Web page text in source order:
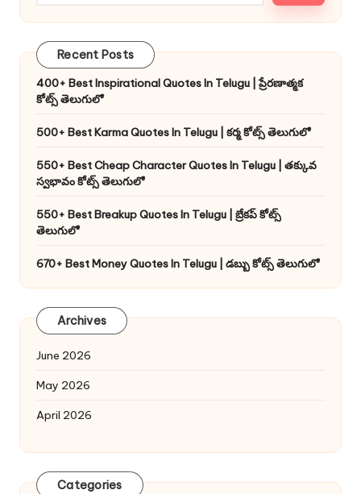
Recent Posts
400+ Best Inspirational Quotes In Telugu | ప్రేరణాత్మక
కోట్స్ తెలుగులో
500+ Best Karma Quotes In Telugu | కర్మ కోట్స్ తెలుగులో
550+ Best Cheap Character Quotes In Telugu | తక్కువ
స్వభావం కోట్స్ తెలుగులో
550+ Best Breakup Quotes In Telugu | బ్రేకప్ కోట్స్
తెలుగులో
670+ Best Money Quotes In Telugu | డబ్బు కోట్స్ తెలుగులో
Archives
June 2026
May 2026
April 2026
Categories